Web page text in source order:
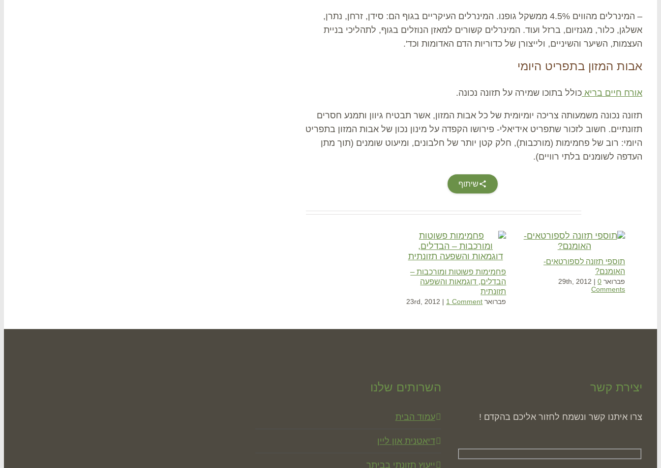
– המינרלים מהווים 4.5% ממשקל גופנו. המינרלים העיקריים בגוף הם: סידן, זרחן, נתרן,
אשלגן, כלור, מגנזיום, ברזל ועוד. המינרלים קשורים למאזן הנוזלים בגוף, לתהליכי בניית
העצמות, השיער והשיניים, ולייצורן של כדוריות הדם האדומות וכד'.
אבות המזון בתפריט היומי
אורח חיים בריא כולל בתוכו שמירה על תזונה נכונה.
תזונה נכונה משמעותה צריכה יומיומית של כל אבות המזון, אשר תבטיח גיוון ותמנע חסרים
תזונתיים. חשוב לזכור שתפריט אידיאלי- פירושו הקפדה על מינון נכון של אבות המזון בתפריט
היומי: רוב של פחמימות (מורכבות), חלק קטן יותר של חלבונים, ומיעוט שומנים (תוך מתן
העדפה לשומנים בלתי רוויים).
שיתוף
תוספי תזונה לספורטאים-
האומנם?
פברואר 29th, 2012 | 0
Comments
פחמימות פשוטות ומורכבות –
הבדלים, דוגמאות והשפעה
תזונתית
פברואר 23rd, 2012 | 1 Comment
יצירת קשר
צרו איתנו קשר ונשמח לחזור אליכם בהקדם !
השרותים שלנו
עמוד הבית
דיאטנית און ליין
ייעוץ תזונתי בביתך